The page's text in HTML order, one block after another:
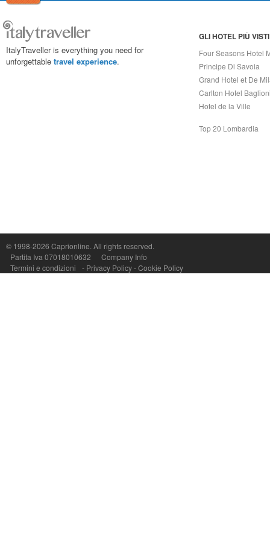
ItalyTraveller is everything you need for
unforgettable travel experience.
GLI HOTEL PIÙ VISTI
Four Seasons Hotel
Principe Di Savoia
Grand Hotel et De
Carlton Hotel
Hotel de la Ville
Top 20 Lombardia
© 1998-2026 Caprionline. All rights reserved.
Partita Iva 07018010632
Company Info
Termini e condizioni
- Privacy Policy-Cookie Policy
Capri On Line Srl, Via Le Botteghe 10a - 80073 CAPRI (NA) Italy
P.Iva, C.F. e n.Reg.Imprese Napoli: 07018010632 - Rea n.557643